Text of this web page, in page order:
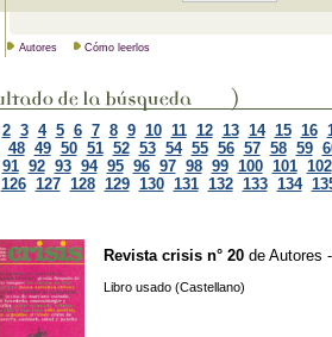
Autores Cómo leerlos
2 3 4 5 6 7 8 9 10 11 12 13 14 15 16
48 49 50 51 52 53 54 55 56 57 58 59
91 92 93 94 95 96 97 98 99 100 101 102
126 127 128 129 130 131 132 133 134
Revista crisis n° 20 de Autores
Libro usado (Castellano)